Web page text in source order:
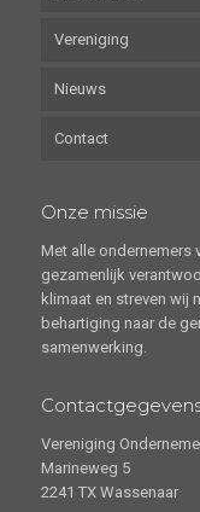
Vereniging
Nieuws
Contact
Onze missie
Met alle ondernemers
gezamenlijk
klimaat en streven wij
behartiging naar de
samenwerking.
Vereniging
Marineweg 5
2241 TX Wassenaar